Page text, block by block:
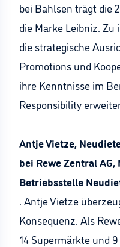
bei Bahlsen trägt die
die Marke Leibniz.
die strategische
Promotions und
ihre Kenntnisse im
Responsibility
Antje Vietze,
bei Rewe Zentral
Betriebsstelle
. Antje Vietze
Konsequenz. Als
14 Supermärkte und